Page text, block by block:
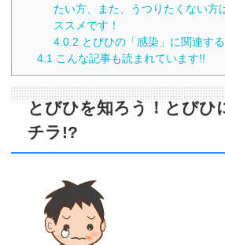
たい方、また、うつりたくない方
ススメです！
4.0.2 とびひの「感染」に関連す
4.1 こんな記事も読まれています!!
とびひを知ろう！とびひ
チラ!?